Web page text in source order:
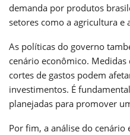
demanda por produtos
setores como a agricultura e
As políticas do governo
cenário econômico.
cortes de gastos podem
investimentos. É
planejadas para promover
Por fim, a análise do